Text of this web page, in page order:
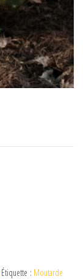
Étiquette : Moutarde